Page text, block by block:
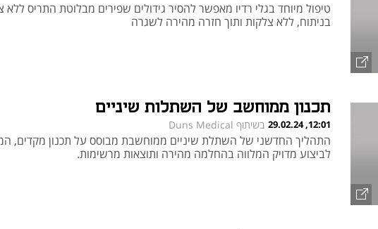
טיפול מיוחד בגלי רדיו מאפשר להסיר גידולים שפירים מבלוטת התריס ללא
בניתוח, ללא צלקות ותוך חזרה מהירה לשגרה
תכנון ממוחשב של השתלות שיניים
12:01, 29.02.24 בשיתוף Duns Medical
התהליך החדשני של השתלת שיניים ממוחשבת מבוסס על תכנון מקדים,
לביצוע מדויק המלווה בהחלמה מהירה ותוצאות מרשימות.